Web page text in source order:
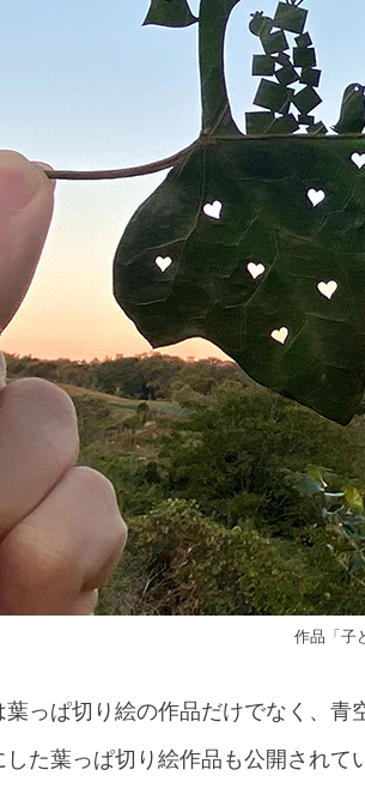
作品「子
葉っぱ切り絵の作品だけでなく、青
た葉っぱ切り絵作品も公開され